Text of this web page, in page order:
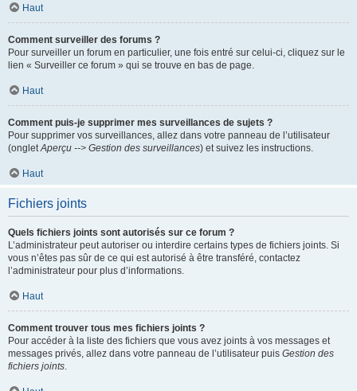
Haut
Comment surveiller des forums ?
Pour surveiller un forum en particulier, une fois entré sur celui-ci, cliquez sur le
lien « Surveiller ce forum » qui se trouve en bas de page.
Haut
Comment puis-je supprimer mes surveillances de sujets ?
Pour supprimer vos surveillances, allez dans votre panneau de l’utilisateur
(ongletAperçu --> Gestion des surveillances) et suivez les instructions.
Haut
Fichiers joints
Quels fichiers joints sont autorisés sur ce forum ?
L’administrateur peut autoriser ou interdire certains types de fichiers joints. Si
vous n’êtes pas sûr de ce qui est autorisé à être transféré, contactez
l’administrateur pour plus d’informations.
Haut
Comment trouver tous mes fichiers joints ?
Pour accéder à la liste des fichiers que vous avez joints à vos messages et
messages privés, allez dans votre panneau de l’utilisateur puis Gestion des
fichiers joints.